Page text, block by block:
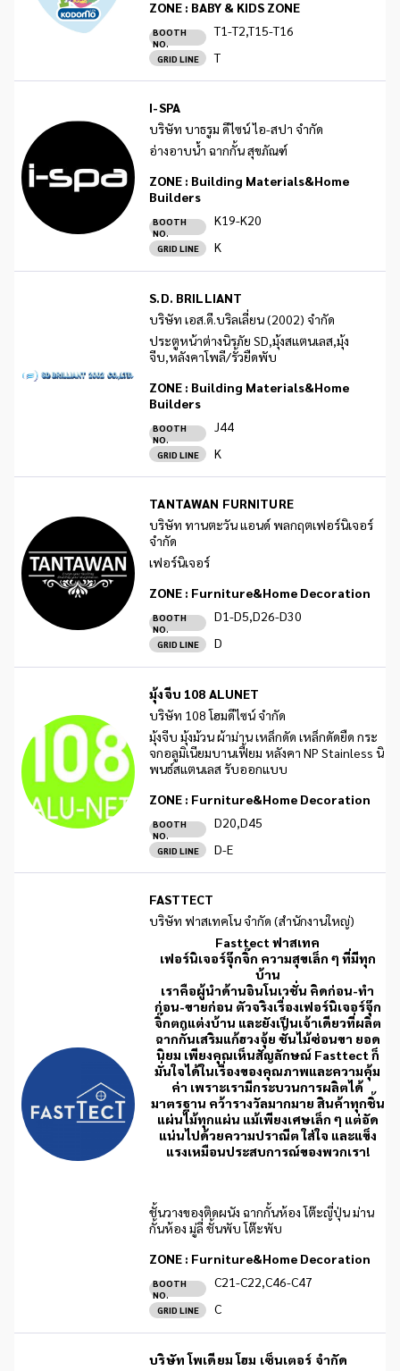
ZONE : BABY & KIDS ZONE
BOOTH
NO.
T1-T2,T15-T16
GRID LINE T
I-SPA
บริษัท บาธรูม ดีไซน์ ไอ-สปา จำกัด
อ่างอาบน้ำ ฉากกั้น สุขภัณฑ์
ZONE : Building Materials&Home
Builders
BOOTH
NO.
K19-K20
GRID LINE K
S.D. BRILLIANT
บริษัท เอส.ดี.บริลเลี่ยน (2002) จำกัด
ประตูหน้าต่างนิรภัย SD,มุ้งสแตนเลส,มุ้ง
จีบ,หลังคาโพลี/รั้วยืดพับ
ZONE : Building Materials&Home
Builders
BOOTH
NO.
J44
GRID LINE K
TANTAWAN FURNITURE
บริษัท ทานตะวัน แอนด์ พลกฤตเฟอร์นิเจอร์
จำกัด
เฟอร์นิเจอร์
ZONE : Furniture&Home Decoration
BOOTH
NO.
D1-D5,D26-D30
GRID LINE D
มุ้งจีบ 108 ALUNET
บริษัท 108 โฮมดีไซน์ จำกัด
มุ้งจีบ มุ้งม้วน ผ้าม่าน เหล็กดัด เหล็กดัดยืด กระ
จกอลูมิเนียมบานเฟี้ยม หลังคา NP Stainless นิ
พนธ์สแตนเลส รับออกแบบ
ZONE : Furniture&Home Decoration
BOOTH
NO.
D20,D45
GRID LINE D-E
FASTTECT
บริษัท ฟาสเทคโน จำกัด (สำนักงานใหญ่)
Fasttect ฟาสเทค
เฟอร์นิเจอร์จุ๊กจิ๊ก ความสุขเล็ก ๆ ที่มีทุก
บ้าน
เราคือผู้นำด้านอินโนเวชั่น คิดก่อน-ทำ
ก่อน-ขายก่อน ตัวจริงเรื่องเฟอร์นิเจอร์จุ๊ก
จิ๊กตกแต่งบ้าน และยังเป็นเจ้าเดียวที่ผลิต
ฉากกั้นเสริมแก้ฮวงจุ้ย ชั้นไม้ซ่อนขา ยอด
นิยม เพียงคุณเห็นสัญลักษณ์ Fasttect ก็
มั่นใจได้ในเรื่องของคุณภาพและความคุ้ม
ค่า เพราะเรามีกระบวนการผลิตได้
มาตรฐาน คว้ารางวัลมากมาย สินค้าทุกชิ้น
แผ่นไม้ทุกแผ่น แม้เพียงเศษเล็ก ๆ แต่อัด
แน่นไปด้วยความปราณีต ใส่ใจ และแข็ง
แรงเหมือนประสบการณ์ของพวกเรา!
ชั้นวางของติดผนัง ฉากกั้นห้อง โต๊ะญี่ปุ่น ม่าน
กั้นห้อง มู่ลี่ ชั้นพับ โต๊ะพับ
ZONE : Furniture&Home Decoration
BOOTH
NO.
C21-C22,C46-C47
GRID LINE C
บริษัท โพเดียม โฮม เซ็นเตอร์ จำกัด